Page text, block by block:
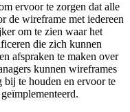
ervoor te zorgen dat alle
de wireframe met iedereen
om te zien waar het
die zich kunnen
afspraken te maken over
kunnen wireframes
bij te houden en ervoor te